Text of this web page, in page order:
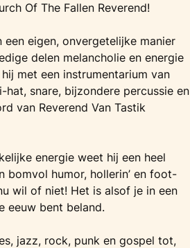
Of The Fallen Reverend!
eigen, onvergetelijke manier
delen melancholie en energie
met een instrumentarium van
snare, bijzondere percussie en
van Reverend Van Tastik
energie weet hij een heel
bomvol humor, hollerin’ en foot-
wil of niet! Het is alsof je in een
eeuw bent beland.
jazz, rock, punk en gospel tot,